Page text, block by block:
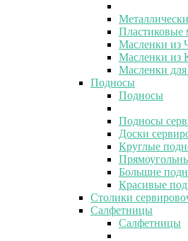
Пластиковые
Масленки из
Масленки из
Масленки для
Подносы
Подносы
Подносы
Доски
Круглые
Большие
Красивые
Столики
Салфетницы
Салфетницы